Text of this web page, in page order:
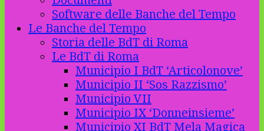
Software delle Banche del Tempo
Le Banche del Tempo
Storia delle BdT di Roma
Le BdT di Roma
Municipio I BdT ‘Articolonove’
Municipio II ‘Sos Razzismo’
Municipio VII
Municipio IX ‘Donneinsieme’
Municipio XI BdT Mela Magica